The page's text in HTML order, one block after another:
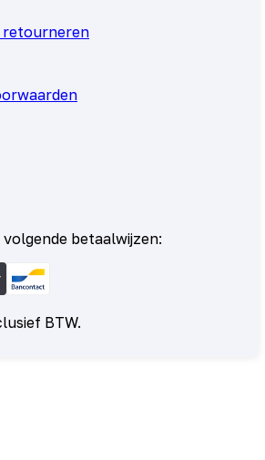
retourneren
betaalwijzen:
BTW.